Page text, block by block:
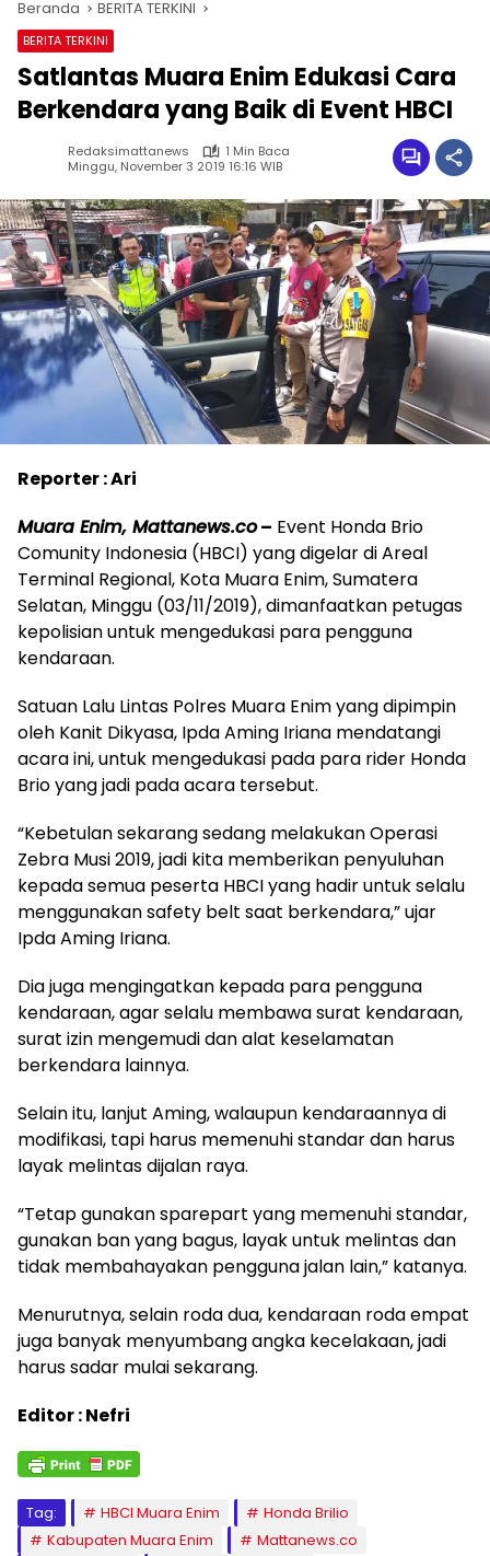
Beranda BERITA TERKINI
BERITA TERKINI
Satlantas Muara Enim Edukasi Cara
Berkendara yang Baik di Event HBCI
Redaksimattanews
1 Min Baca
Minggu, November 3 2019 16:16 WIB
Reporter : Ari
Muara Enim, Mattanews.co– Event Honda Brio
Comunity Indonesia (HBCI) yang digelar di Areal
Terminal Regional, Kota Muara Enim, Sumatera
Selatan, Minggu (03/11/2019), dimanfaatkan petugas
kepolisian untuk mengedukasi para pengguna
kendaraan.
Satuan Lalu Lintas Polres Muara Enim yang dipimpin
oleh Kanit Dikyasa, Ipda Aming Iriana mendatangi
acara ini, untuk mengedukasi pada para rider Honda
Brio yang jadi pada acara tersebut.
“Kebetulan sekarang sedang melakukan Operasi
Zebra Musi 2019, jadi kita memberikan penyuluhan
kepada semua peserta HBCI yang hadir untuk selalu
menggunakan safety belt saat berkendara,” ujar
Ipda Aming Iriana.
Dia juga mengingatkan kepada para pengguna
kendaraan, agar selalu membawa surat kendaraan,
surat izin mengemudi dan alat keselamatan
berkendara lainnya.
Selain itu, lanjut Aming, walaupun kendaraannya di
modifikasi, tapi harus memenuhi standar dan harus
layak melintas dijalan raya.
“Tetap gunakan sparepart yang memenuhi standar,
gunakan ban yang bagus, layak untuk melintas dan
tidak membahayakan pengguna jalan lain,” katanya.
Menurutnya, selain roda dua, kendaraan roda empat
juga banyak menyumbang angka kecelakaan, jadi
harus sadar mulai sekarang.
Editor : Nefri
Tag: HBCI Muara Enim
Honda Brilio
Kabupaten Muara Enim
Mattanews.co